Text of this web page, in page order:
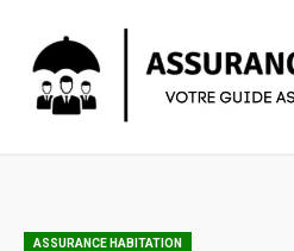
ASSURANCE HABITATION